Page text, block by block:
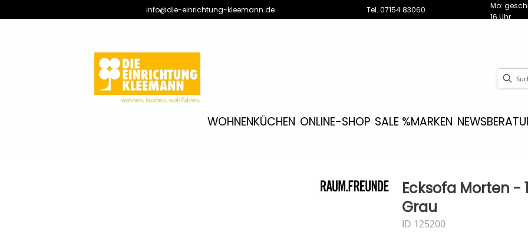
info@die-einrichtung-kleemann.de Tel. 07154 83060
Mo:
16 Uhr
WOHNENKÜCHEN ONLINE-SHOP SALE %MARKEN NEWS
Ecksofa Morten -
Grau
ID 125200